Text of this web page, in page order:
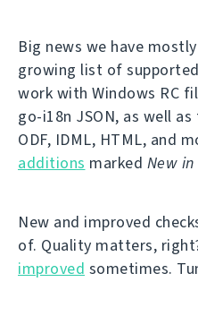
Big news we have
growing list of
work with Windows RC
go-i18n JSON, as well
ODF, IDML, HTML, and
additions marked New in
New and improved
of. Quality matters,
improved sometimes.